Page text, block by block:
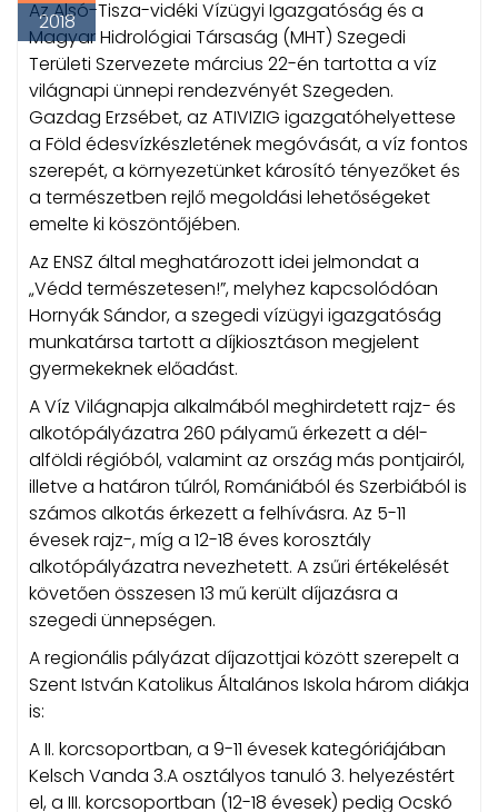
2018
Az Alsó-Tisza-vidéki Vízügyi Igazgatóság és a
Magyar Hidrológiai Társaság (MHT) Szegedi
Területi Szervezete március 22-én tartotta a víz
világnapi ünnepi rendezvényét Szegeden.
Gazdag Erzsébet, az ATIVIZIG igazgatóhelyettese
a Föld édesvízkészletének megóvását, a víz fontos
szerepét, a környezetünket károsító tényezőket és
a természetben rejlő megoldási lehetőségeket
emelte ki köszöntőjében.
Az ENSZ által meghatározott idei jelmondat a
„Védd természetesen!”, melyhez kapcsolódóan
Hornyák Sándor, a szegedi vízügyi igazgatóság
munkatársa tartott a díjkiosztáson megjelent
gyermekeknek előadást.
A Víz Világnapja alkalmából meghirdetett rajz- és
alkotópályázatra 260 pályamű érkezett a dél-
alföldi régióból, valamint az ország más pontjairól,
illetve a határon túlról, Romániából és Szerbiából is
számos alkotás érkezett a felhívásra. Az 5-11
évesek rajz-, míg a 12-18 éves korosztály
alkotópályázatra nevezhetett. A zsűri értékelését
követően összesen 13 mű került díjazásra a
szegedi ünnepségen.
A regionális pályázat díjazottjai között szerepelt a
Szent István Katolikus Általános Iskola három diákja
is:
A II. korcsoportban, a 9-11 évesek kategóriájában
Kelsch Vanda 3.A osztályos tanuló 3. helyezéstért
el, a III. korcsoportban (12-18 évesek) pedig Ocskó